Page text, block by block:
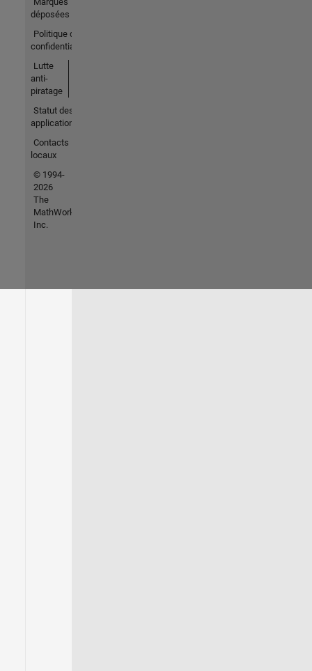
déposées
Politique de
confidentialité
Lutte
anti-
piratage
Statut des
applications
Contacts
locaux
© 1994-
2026
The
MathWorks,
Inc.